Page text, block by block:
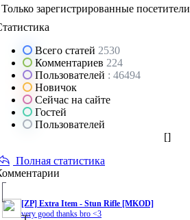
Только зарегистрированные
Всего статей 2530
Комментариев 224
Пользователей : 46494
Новичок
Сейчас на сайте
Гостей
Пользователей
[]
Полная статистика
[ZP] Extra Item - Stun Rifle [MKOD]
very good thanks bro <3